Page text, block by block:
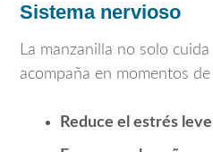
Sistema nervioso
La manzanilla no solo
acompaña en momentos
Reduce el estrés leve